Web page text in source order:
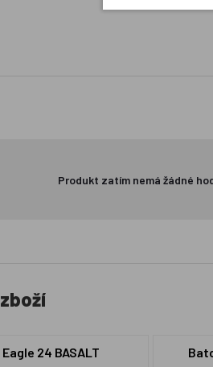
Produkt zatím nemá žádné
24 BASALT